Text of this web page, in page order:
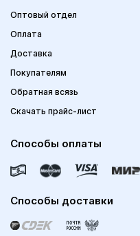
Оптовый отдел
Оплата
Доставка
Покупателям
Обратная всязь
Скачать прайс-лист
Способы оплаты
Способы доставки